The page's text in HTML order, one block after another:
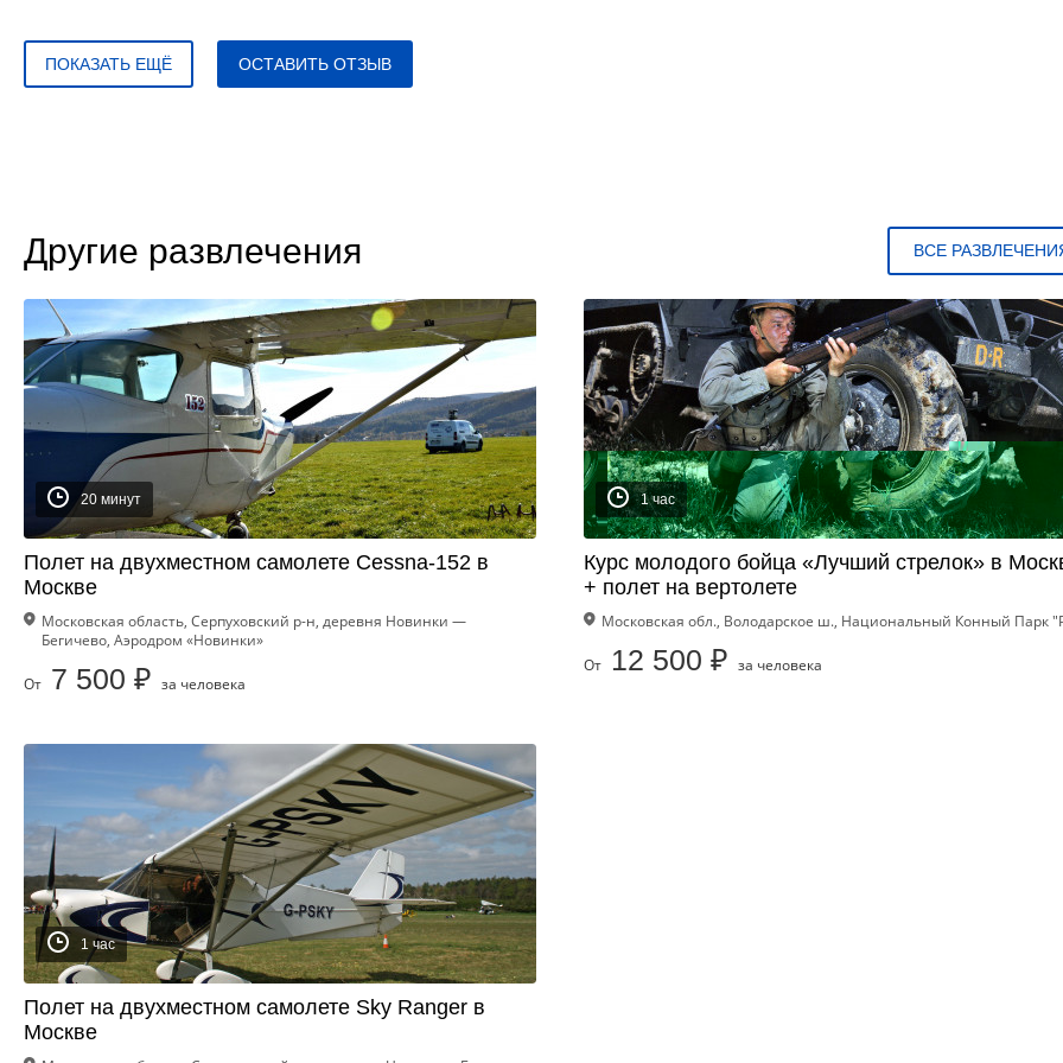
ПОКАЗАТЬ ЕЩЁ ОСТАВИТЬ ОТЗЫВ
Другие развлечения ВСЕ
20 минут
Полет на двухместном самолете Cessna-152 в
Москве
Московская область, Серпуховский р-н, деревня Новинки —
Бегичево, Аэродром «Новинки»
От 7 500 ₽ за человека
1 час
Курс молодого бойца «Лучший стрелок» в
+ полет на вертолете
Московская обл., Володарское ш., Национальный Конный Парк
От 12 500 ₽ за человека
1 час
Полет на двухместном самолете Sky Ranger в
Москве